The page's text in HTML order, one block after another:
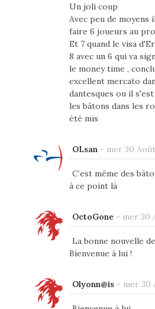
Un joli coup
Avec peu de moyens
faire 6 joueurs au
Et 7 quand le visa
8 avec un 6 qui va
le money time ,
excellent mercato
dantesques ou il
les bâtons dans les
été mis
OLsan - mer 30
C’est même des
à ce point là
OctoGone- mer 30
La bonne nouvelle
Bienvenue à lui !
Olyonn@is- mer 30